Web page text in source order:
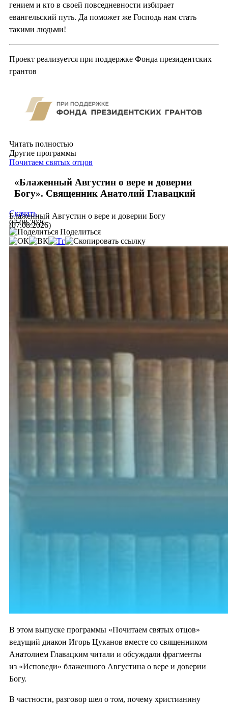
гением и кто в своей повседневности избирает
евангельский путь. Да поможет же Господь нам стать
такими людьми!
Проект реализуется при поддержке Фонда президентских
грантов
Читать полностью
Другие программы
Почитаем святых отцов
«Блаженный Августин о вере и доверии
Богу». Священник Анатолий Главацкий
Блаженный Августин о вере и доверии Богу
(07.08.2026)
Скачать
07.08.2026
Поделиться
В этом выпуске программы «Почитаем святых отцов»
ведущий диакон Игорь Цуканов вместе со священником
Анатолием Главацким читали и обсуждали фрагменты
из «Исповеди» блаженного Августина о вере и доверии
Богу.
В частности, разговор шел о том, почему христианину